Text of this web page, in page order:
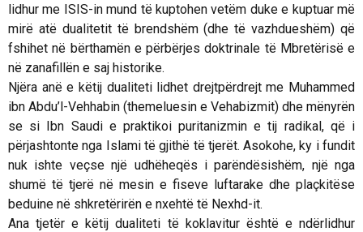
lidhur me ISIS-in mund të kuptohen vetëm duke e kuptuar më
mirë atë dualitetit të brendshëm (dhe të vazhdueshëm) që
fshihet në bërthamën e përbërjes doktrinale të Mbretërisë e
në zanafillën e saj historike.
Njëra anë e këtij dualiteti lidhet drejtpërdrejt me Muhammed
ibn Abdu’l-Vehhabin (themeluesin e Vehabizmit) dhe mënyrën
se si Ibn Saudi e praktikoi puritanizmin e tij radikal, që i
përjashtonte nga Islami të gjithë të tjerët. Asokohe, ky i fundit
nuk ishte veçse një udhëheqës i parëndësishëm, një nga
shumë të tjerë në mesin e fiseve luftarake dhe plaçkitëse
beduine në shkretërirën e nxehtë të Nexhd-it.
Ana tjetër e këtij dualiteti të koklavitur është e ndërlidhur